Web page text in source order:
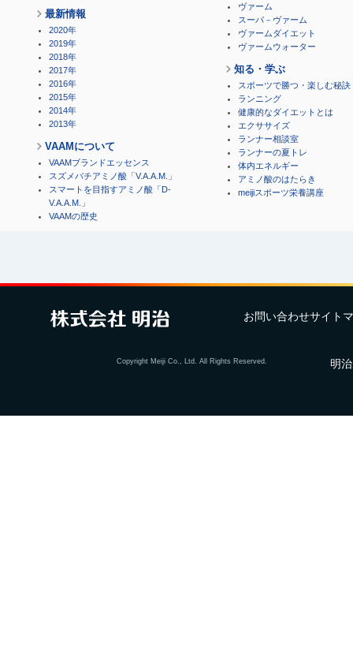
最新情報
2020年
2019年
2018年
2017年
2016年
2015年
2014年
2013年
VAAMについて
VAAMブランドエッセンス
スズメバチアミノ酸「V.A.A.M.」
スマートを目指すアミノ酸「D-
V.A.A.M.」
VAAMの歴史
ヴァーム
スーパ－ヴァーム
ヴァームダイエット
ヴァームウォーター
知る・学ぶ
スポーツで勝つ・楽しむ秘訣
ランニング
健康的なダイエットとは
エクササイズ
ランナー相談室
ランナーの夏トレ
体内エネルギー
アミノ酸のはたらき
meijiスポーツ栄養講座
お問い合わせサイト
明
Copyright Meiji Co., Ltd. All Rights Reserved.